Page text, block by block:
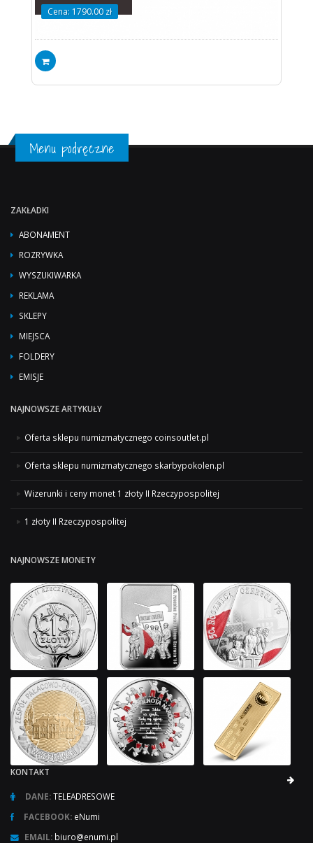
Cena: 1790.00 zł
Menu podręczne
ZAKŁADKI
ABONAMENT
ROZRYWKA
WYSZUKIWARKA
REKLAMA
SKLEPY
MIEJSCA
FOLDERY
EMISJE
NAJNOWSZE ARTYKUŁY
Oferta sklepu numizmatycznego coinsoutlet.pl
Oferta sklepu numizmatycznego skarbypokolen.pl
Wizerunki i ceny monet 1 złoty II Rzeczypospolitej
1 złoty II Rzeczypospolitej
NAJNOWSZE MONETY
KONTAKT
DANE:TELEADRESOWE
FACEBOOK: eNumi
EMAIL: biuro@enumi.pl